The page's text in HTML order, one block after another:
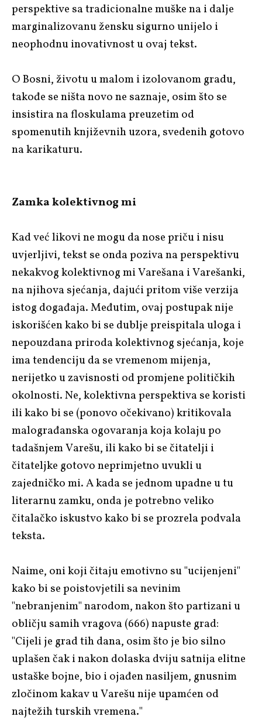
perspektive sa tradicionalne muške na i dalje
marginalizovanu žensku sigurno unijelo i
neophodnu inovativnost u ovaj tekst.
O Bosni, životu u malom i izolovanom gradu,
takođe se ništa novo ne saznaje, osim što se
insistira na floskulama preuzetim od
spomenutih književnih uzora, svedenih gotovo
na karikaturu.
Zamka kolektivnog mi
Kad već likovi ne mogu da nose priču i nisu
uvjerljivi, tekst se onda poziva na perspektivu
nekakvog kolektivnog mi Varešana i Varešanki,
na njihova sjećanja, dajući pritom više verzija
istog događaja. Međutim, ovaj postupak nije
iskorišćen kako bi se dublje preispitala uloga i
nepouzdana priroda kolektivnog sjećanja, koje
ima tendenciju da se vremenom mijenja,
nerijetko u zavisnosti od promjene političkih
okolnosti. Ne, kolektivna perspektiva se koristi
ili kako bi se (ponovo očekivano) kritikovala
malograđanska ogovaranja koja kolaju po
tadašnjem Varešu, ili kako bi se čitatelji i
čitateljke gotovo neprimjetno uvukli u
zajedničko mi. A kada se jednom upadne u tu
literarnu zamku, onda je potrebno veliko
čitalačko iskustvo kako bi se prozrela podvala
teksta.
Naime, oni koji čitaju emotivno su "ucijenjeni"
kako bi se poistovjetili sa nevinim
"nebranjenim" narodom, nakon što partizani u
obličju samih vragova (666) napuste grad:
"Cijeli je grad tih dana, osim što je bio silno
uplašen čak i nakon dolaska dviju satnija elitne
ustaške bojne, bio i ojađen nasiljem, gnusnim
zločinom kakav u Varešu nije upamćen od
najtežih turskih vremena."